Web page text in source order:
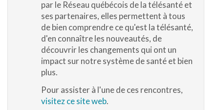
par le Réseau québécois de la télésanté et
ses partenaires, elles permettent à tous
de bien comprendre ce qu'est la télésanté,
d'en connaître les nouveautés, de
découvrir les changements qui ont un
impact sur notre système de santé et bien
plus.
Pour assister à l'une de ces rencontres,
visitez ce site web.